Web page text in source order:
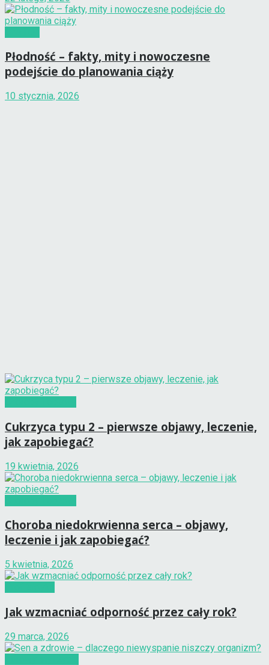
Płodność – fakty, mity i nowoczesne
podejście do planowania ciąży
10 stycznia, 2026
Cukrzyca typu 2 – pierwsze objawy, leczenie,
jak zapobiegać?
19 kwietnia, 2026
Choroba niedokrwienna serca – objawy,
leczenie i jak zapobiegać?
5 kwietnia, 2026
Jak wzmacniać odporność przez cały rok?
29 marca, 2026